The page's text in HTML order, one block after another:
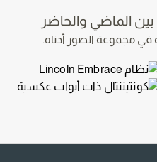
الماضي والحاضر
مجموعة الصور أدناه.